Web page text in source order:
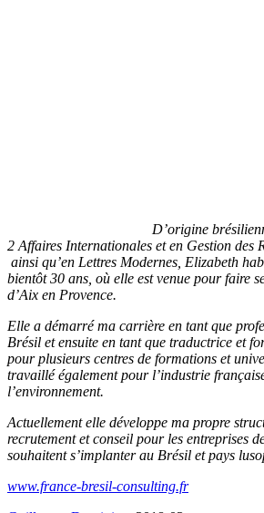
D’origine
2 Affaires Internationales et en Gestion des
ainsi qu’en Lettres Modernes, Elizabeth
bientôt 30 ans, où elle est venue pour faire
d’Aix en Provence.
Elle a démarré ma carrière en tant que
Brésil et ensuite en tant que traductrice et
pour plusieurs centres de formations et
travaillé également pour l’industrie
l’environnement.
Actuellement elle développe ma propre
recrutement et conseil pour les entreprises
souhaitent s’implanter au Brésil et pays
www.france-bresil-consulting.fr